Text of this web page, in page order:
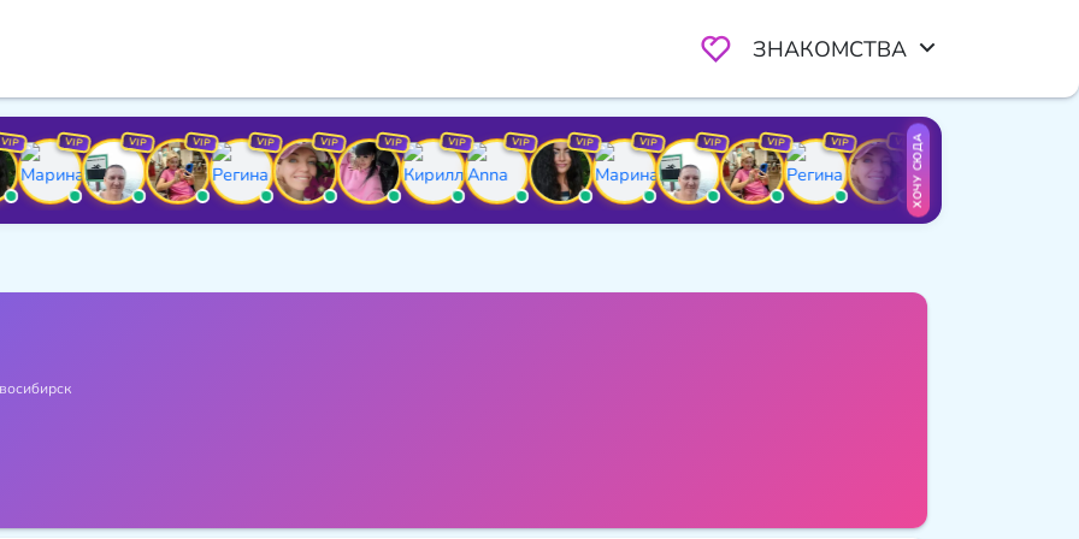
ЗНАКОМСТВА
VIP VIP VIP VIP VIP VIP VIP VIP VIP VIP VIP VIP VIP VIP VIP
ХОЧУ СЮДА